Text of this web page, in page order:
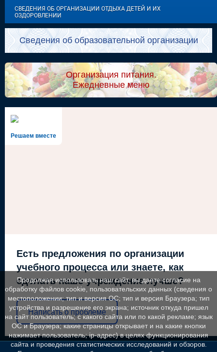
СВЕДЕНИЯ ОБ ОРГАНИЗАЦИИ ОТДЫХА ДЕТЕЙ И ИХ
ОЗДОРОВЛЕНИИ
Сведения об образовательной организации
Организация питания.
Ежедневные меню
Решаем вместе
Есть предложения по организации
учебного процесса или знаете, как
сделать наше учреждение лучше?
Написать о проблеме
Продолжая использовать наш сайт, вы даете согласие на
обработку файлов cookie, пользовательских данных (сведения о
местоположении; тип и версия ОС; тип и версия Браузера; тип
устройства и разрешение его экрана; источник откуда пришел
на сайт пользователь; с какого сайта или по какой рекламе; язык
ОС и Браузера; какие страницы открывает и на какие кнопки
нажимает пользователь; ip-адрес) в целях функционирования
сайта и проведения статистических исследований и обзоров.